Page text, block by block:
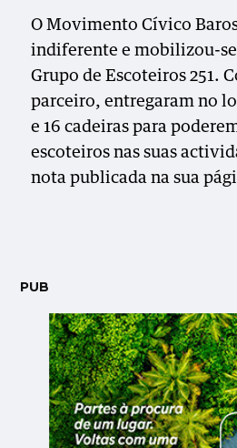
O Movimento Cívico
indiferente e mobilizou-
Grupo de Escoteiros 251.
parceiro, entregaram no
e 16 cadeiras para
escoteiros nas suas
nota publicada na sua
PUB